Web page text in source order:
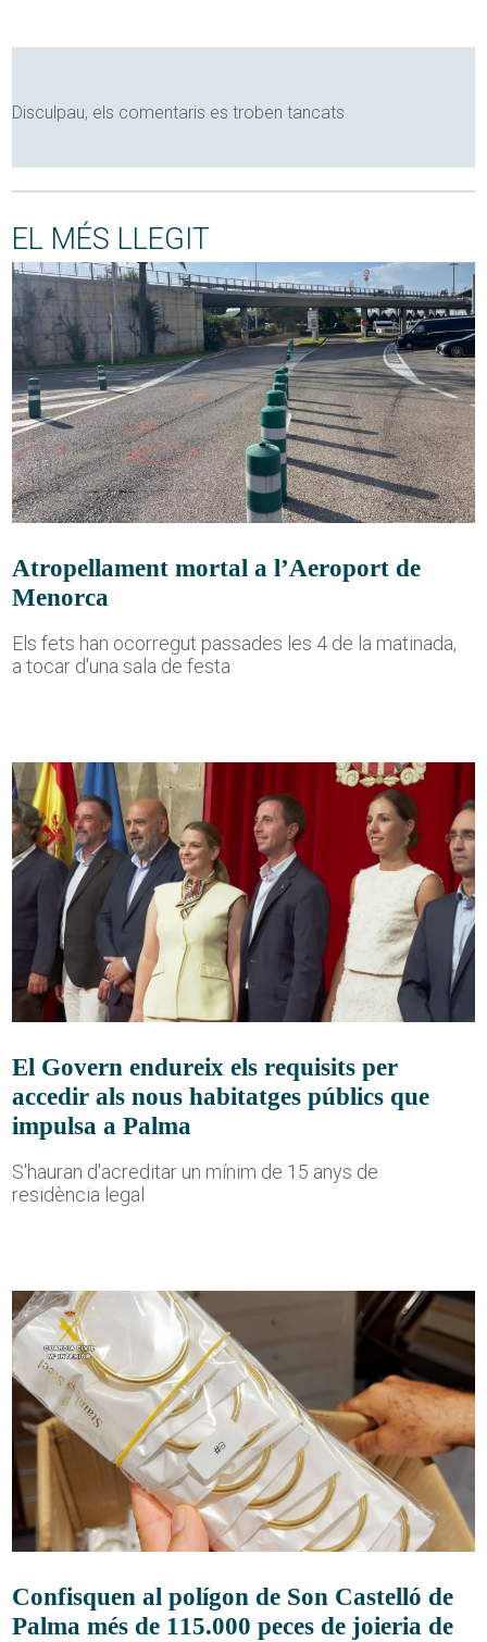
Disculpau, els comentaris es troben tancats
EL MÉS LLEGIT
Atropellament mortal a l’Aeroport de
Menorca
Els fets han ocorregut passades les 4 de la matinada,
a tocar d'una sala de festa
El Govern endureix els requisits per
accedir als nous habitatges públics que
impulsa a Palma
S'hauran d'acreditar un mínim de 15 anys de
residència legal
Confisquen al polígon de Son Castelló de
Palma més de 115.000 peces de joieria de